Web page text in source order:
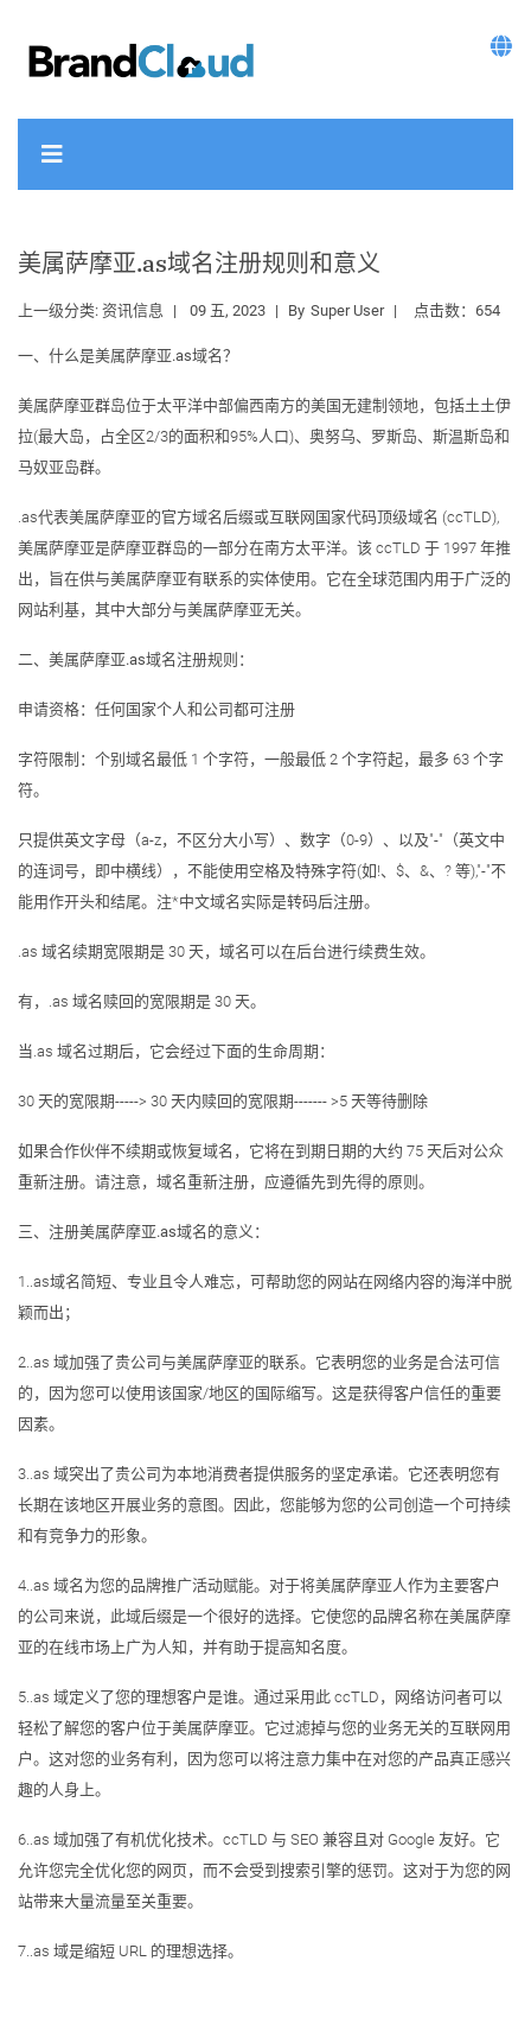
美属萨摩亚.as域名注册规则和意义
上一级分类: 资讯信息 09 五, 2023 By Super User 点击数：654
一、什么是美属萨摩亚.as域名？
美属萨摩亚群岛位于太平洋中部偏西南方的美国无建制领地，包括土土伊
拉(最大岛，占全区2/3的面积和95%人口)、奥努乌、罗斯岛、斯温斯岛和
马奴亚岛群。
.as代表美属萨摩亚的官方域名后缀或互联网国家代码顶级域名 (ccTLD),
美属萨摩亚是萨摩亚群岛的一部分在南方太平洋。该 ccTLD 于 1997 年推
出，旨在供与美属萨摩亚有联系的实体使用。它在全球范围内用于广泛的
网站利基，其中大部分与美属萨摩亚无关。
二、美属萨摩亚.as域名注册规则：
申请资格： 任何国家个人和公司都可注册
字符限制： 个别域名最低 1 个字符，一般最低 2 个字符起，最多 63 个字
符。
只提供英文字母（a-z，不区分大小写）、数字（0-9）、以及"-"（英文中
的连词号，即中横线），不能使用空格及特殊字符(如!、$、&、? 等),"-"不
能用作开头和结尾。注*中文域名实际是转码后注册。
.as 域名续期宽限期是 30 天，域名可以在后台进行续费生效。
有，.as 域名赎回的宽限期是 30 天。
当.as 域名过期后，它会经过下面的生命周期：
30 天的宽限期-----> 30 天内赎回的宽限期------- >5 天等待删除
如果合作伙伴不续期或恢复域名，它将在到期日期的大约 75 天后对公众
重新注册。请注意，域名重新注册，应遵循先到先得的原则。
三、注册美属萨摩亚.as域名的意义：
1..as域名简短、专业且令人难忘，可帮助您的网站在网络内容的海洋中脱
颖而出；
2..as 域加强了贵公司与美属萨摩亚的联系。它表明您的业务是合法可信
的，因为您可以使用该国家/地区的国际缩写。这是获得客户信任的重要
因素。
3..as 域突出了贵公司为本地消费者提供服务的坚定承诺。它还表明您有
长期在该地区开展业务的意图。因此，您能够为您的公司创造一个可持续
和有竞争力的形象。
4..as 域名为您的品牌推广活动赋能。对于将美属萨摩亚人作为主要客户
的公司来说，此域后缀是一个很好的选择。它使您的品牌名称在美属萨摩
亚的在线市场上广为人知，并有助于提高知名度。
5..as 域定义了您的理想客户是谁。通过采用此 ccTLD，网络访问者可以
轻松了解您的客户位于美属萨摩亚。它过滤掉与您的业务无关的互联网用
户。这对您的业务有利，因为您可以将注意力集中在对您的产品真正感兴
趣的人身上。
6..as 域加强了有机优化技术。ccTLD 与 SEO 兼容且对 Google 友好。它
允许您完全优化您的网页，而不会受到搜索引擎的惩罚。这对于为您的网
站带来大量流量至关重要。
7..as 域是缩短 URL 的理想选择。